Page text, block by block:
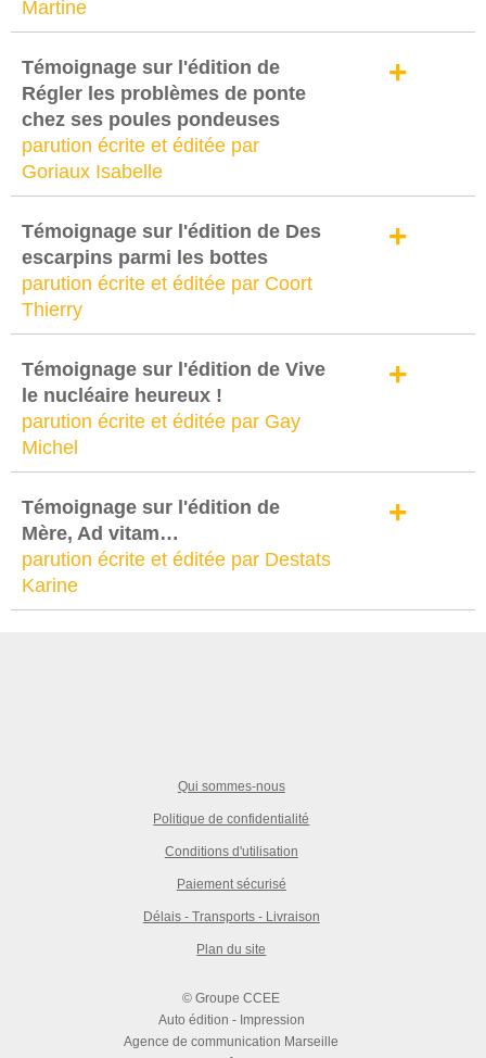
Martine
Témoignage sur l'édition de
Régler les problèmes de ponte
chez ses poules pondeuses
parution écrite et éditée par
Goriaux Isabelle
+
Témoignage sur l'édition de Des
escarpins parmi les bottes
parution écrite et éditée par Coort
Thierry
+
Témoignage sur l'édition de Vive
le nucléaire heureux !
parution écrite et éditée par Gay
Michel
+
Témoignage sur l'édition de
Mère, Ad vitam…
parution écrite et éditée par Destats
Karine
+
Qui sommes-nous
Politique de confidentialité
Conditions d'utilisation
Paiement sécurisé
Délais - Transports - Livraison
Plan du site
© Groupe CCEE
Auto édition - Impression
Agence de communication Marseille